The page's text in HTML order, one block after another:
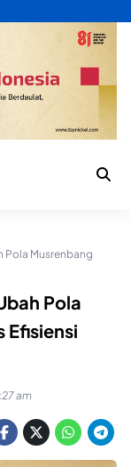
Pola Musrenbang
Pola
Efisiensi
am